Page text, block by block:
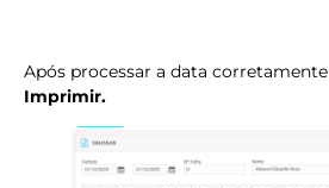
Após processar a data
Imprimir.